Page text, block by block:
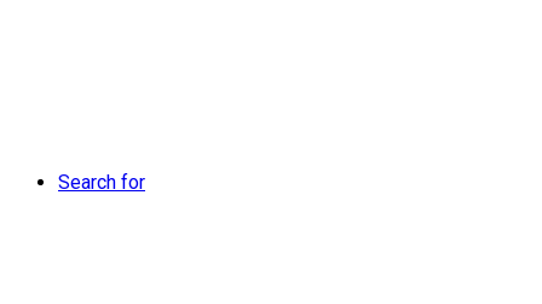
Search for